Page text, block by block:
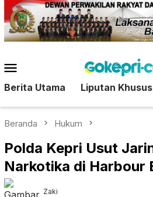
Loncat
ke
konten
Mobile
Berita Utama Liputan Khusus
Beranda Hukum
Polda Kepri Usut
Narkotika di Harbour
Zaki